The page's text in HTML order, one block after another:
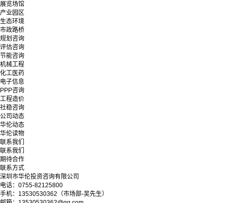
展览场馆
产业园区
生态环境
市政路桥
规划咨询
评估咨询
节能咨询
机械工程
化工医药
电子信息
PPP咨询
工程造价
社稳咨询
公司动态
华伦动态
华伦读物
联系我们
联系我们
期待合作
联系方式
深圳市华伦投资咨询有限公司
电话：0755-82125800
手机：13530530362（市场部-吴先生）